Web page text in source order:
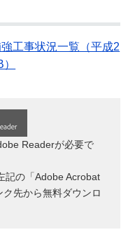
工事状況一覧（平成2
Readerが必要で
記の「Adobe Acrobat
先から無料ダウンロ